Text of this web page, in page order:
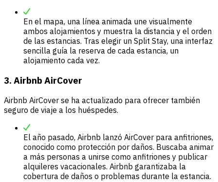
En el mapa, una línea animada une visualmente
ambos alojamientos y muestra la distancia y el orden
de las estancias. Tras elegir un Split Stay, una interfaz
sencilla guía la reserva de cada estancia, un
alojamiento cada vez.
3. Airbnb AirCover
Airbnb AirCover se ha actualizado para ofrecer también
seguro de viaje a los huéspedes.
El año pasado, Airbnb lanzó AirCover para anfitriones,
conocido como protección por daños. Buscaba animar
a más personas a unirse como anfitriones y publicar
alquileres vacacionales. Airbnb garantizaba la
cobertura de daños o problemas durante la estancia.